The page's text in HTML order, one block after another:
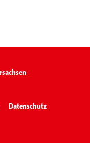
Datenschutz